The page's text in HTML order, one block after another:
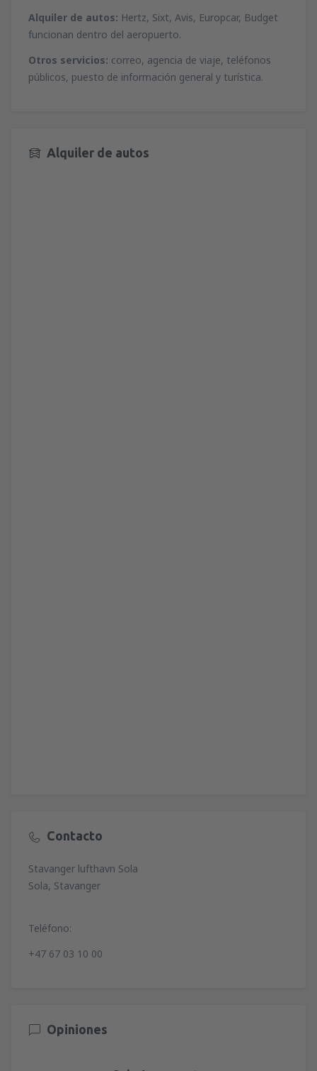
Alquiler de autos: Hertz, Sixt, Avis, Europcar, Budget
funcionan dentro del aeropuerto.
Otros servicios: correo, agencia de viaje, teléfonos
públicos, puesto de información general y turística.
Alquiler de autos
Contacto
Stavanger lufthavn Sola
Sola, Stavanger
Teléfono:
+47 67 03 10 00
Opiniones